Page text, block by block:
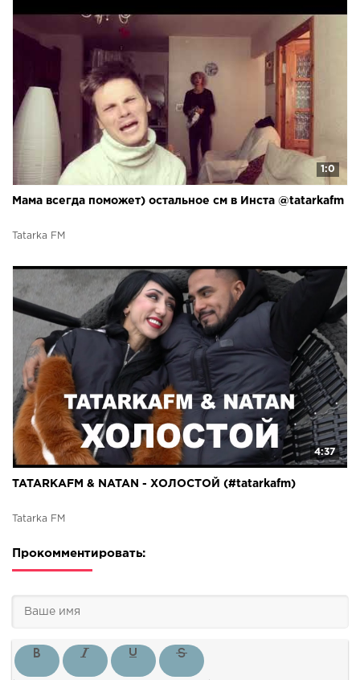
1:0
Мама всегда поможет) остальное см в Инста @tatarkafm
Tatarka FM
4:37
TATARKAFM & NATAN - ХОЛОСТОЙ (#tatarkafm)
Tatarka FM
Прокомментировать: